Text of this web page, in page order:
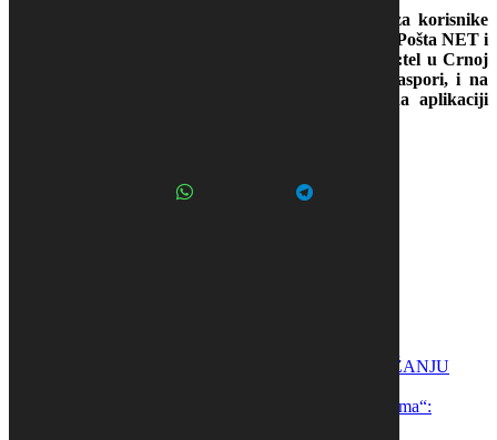
Hype televizija je dostupna na kanalu broj 146 za korisnike
MTS Iris TV, m:SAT tv, BeotelNet, Orion telekom, Pošta NET i
Sat-trakt na teritoriji Srbije, u okviru platforme m:tel u Crnoj
Gori i Bosni i Hercegovini i MTEL Global u dijaspori, i na
kanalu broj 46 za korisnike Supernove, kao i na aplikaciji
KOMPANIJA „ĐUKIĆ“ PRESTIŽNA U PRUŽANJU
Plaža na Jadranskom moru koju nazivaju „Havajima“: